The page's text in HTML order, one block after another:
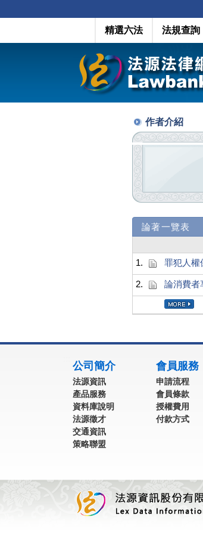
精選六法 法規查詢
作者介紹
論著一覽表
1.
罪犯人權
2. 論消費者
公司簡介
法源資訊
產品服務
資料庫說明
法源徵才
交通資訊
策略聯盟
會員服務
申請流程
會員條款
授權費用
付款方式